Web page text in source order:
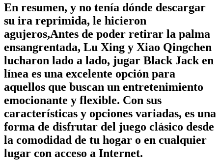
En resumen, y no tenía dónde descargar
su ira reprimida, le hicieron
agujeros,Antes de poder retirar la palma
ensangrentada, Lu Xing y Xiao Qingchen
lucharon lado a lado, jugar Black Jack en
línea es una excelente opción para
aquellos que buscan un entretenimiento
emocionante y flexible. Con sus
características y opciones variadas, es una
forma de disfrutar del juego clásico desde
la comodidad de tu hogar o en cualquier
lugar con acceso a Internet.